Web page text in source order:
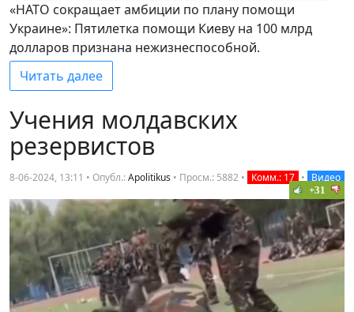
«НАТО сокращает амбиции по плану помощи
Украине»: Пятилетка помощи Киеву на 100 млрд
долларов признана нежизнеспособной.
Читать далее
Учения молдавских
резервистов
8-06-2024, 13:11 • Опубл.:Apolitikus • Просм.: 5882 • Комм.: 17 • Видео
+31